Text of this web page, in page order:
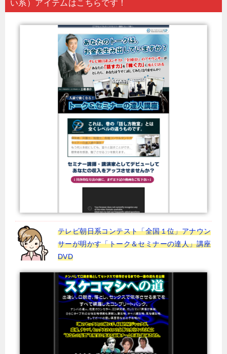
い系）アイテムはこちらです！
テレビ朝日系コンテスト「全国１位」アナウン
サーが明かす「トーク＆セミナーの達人」講座
DVD